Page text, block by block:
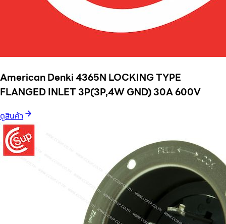
American Denki 4365N LOCKING TYPE
FLANGED INLET 3P(3P,4W GND) 30A 600V
ดูสินค้า